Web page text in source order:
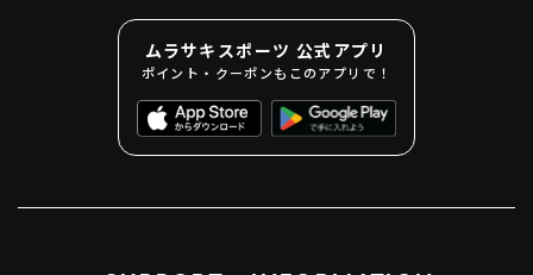
ムラサキスポーツ 公式アプリ
ポイント・クーポンもこのアプリで！